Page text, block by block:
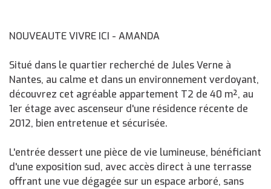
NOUVEAUTE VIVRE ICI - AMANDA
Situé dans le quartier recherché de Jules Verne à
Nantes, au calme et dans un environnement verdoyant,
découvrez cet agréable appartement T2 de 40 m², au
1er étage avec ascenseur d'une résidence récente de
2012, bien entretenue et sécurisée.
L'entrée dessert une pièce de vie lumineuse, bénéficiant
d'une exposition sud, avec accès direct à une terrasse
offrant une vue dégagée sur un espace arboré, sans